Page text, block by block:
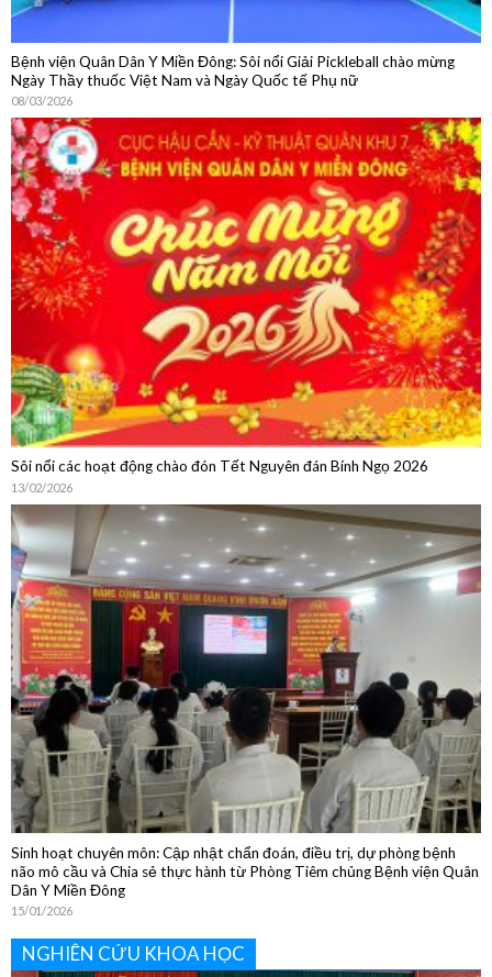
Bệnh viện Quân Dân Y Miền Đông: Sôi nổi Giải Pickleball chào mừng
Ngày Thầy thuốc Việt Nam và Ngày Quốc tế Phụ nữ
08/03/2026
Sôi nổi các hoạt động chào đón Tết Nguyên đán Bính Ngọ 2026
13/02/2026